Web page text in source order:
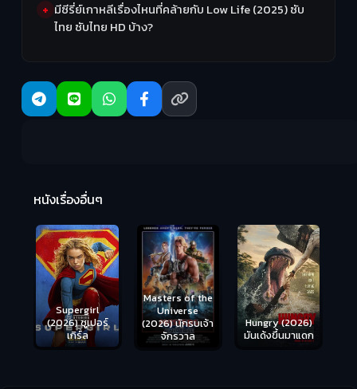
มีซีรี่ย์เกาหลีเรื่องไหนที่คล้ายกับ Low Life (2025) ซับ
ไทย ซับไทย HD บ้าง?
หนังเรื่องอื่นๆ
Supergirl
(2026) ซูเปอร์
เกิร์ล
Masters of the
Universe
(2026) นักรบเจ้า
จักรวาล
Hungry (2026)
มันเด้งขึ้นมาแดก